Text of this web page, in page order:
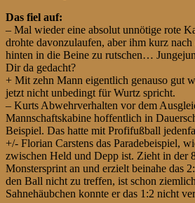
Das fiel auf:
– Mal wieder eine absolut unnötige rote
drohte davonzulaufen, aber ihm kurz
hinten in die Beine zu rutschen…
Dir da gedacht?
+ Mit zehn Mann eigentlich genauso gut
jetzt nicht unbedingt für Wurtz spricht.
– Kurts Abwehrverhalten vor dem
Mannschaftskabine hoffentlich in
Beispiel. Das hatte mit Profifußball
+/- Florian Carstens das Paradebeispiel,
zwischen Held und Depp ist. Zieht in der
Monstersprint an und erzielt beinahe das
den Ball nicht zu treffen, ist schon
Sahnehäubchen konnte er das 1:2 nicht